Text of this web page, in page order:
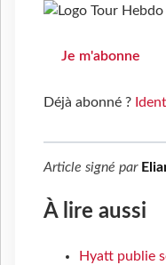
Je m'abonne
Déjà abonné ?
Article signé par
À lire aussi
Hyatt publie